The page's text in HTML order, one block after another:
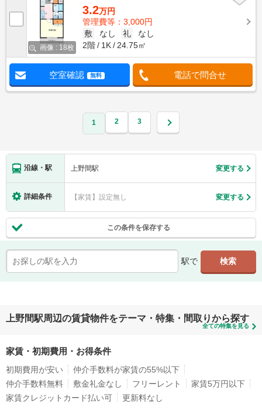
画像 : 18枚
3.2万円
管理費等：3,000円
敷
なし 礼
なし
2階
1K 24.75㎡
空室確認 無料 電話で問合せ
1 2 3
沿線・駅 上野間駅 変更する
詳細条件 【家賃】設定無し 変更する
この条件を保存する
駅で
上野間駅周辺の賃貸物件をテーマ・特集・間取りから探す
全ての特集を見る
家賃・初期費用・お得条件
初期費用が安い
仲介手数料が家賃の55%以下
仲介手数料無料
敷金礼金なし フリーレント
家賃5万円以下
家賃クレジットカード払い可
更新料なし